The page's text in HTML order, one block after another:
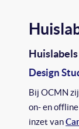
Huislabels
Design
Bij OCMN
on- en
inzet van